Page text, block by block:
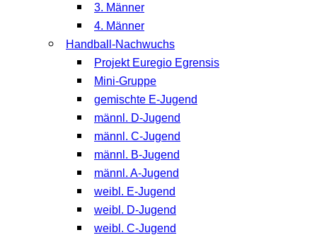
3. Männer
4. Männer
Handball-Nachwuchs
Projekt Euregio Egrensis
Mini-Gruppe
gemischte E-Jugend
männl. D-Jugend
männl. C-Jugend
männl. B-Jugend
männl. A-Jugend
weibl. E-Jugend
weibl. D-Jugend
weibl. C-Jugend